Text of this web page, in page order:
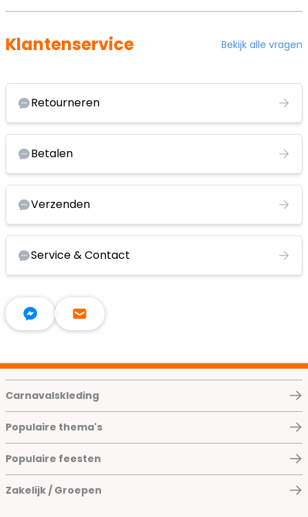
Klantenservice Bekijk alle vragen
Retourneren
Betalen
Verzenden
Service & Contact
Carnavalskleding
Populaire thema's
Populaire feesten
Zakelijk / Groepen